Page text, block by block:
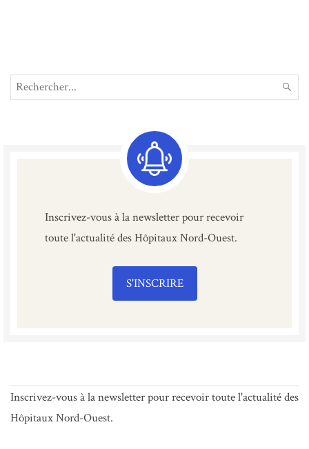
Search
for:
Inscrivez-vous à la newsletter pour recevoir
toute l'actualité des Hôpitaux Nord-Ouest.
S'INSCRIRE
Inscrivez-vous à la newsletter pour recevoir toute l'actualité des
Hôpitaux Nord-Ouest.